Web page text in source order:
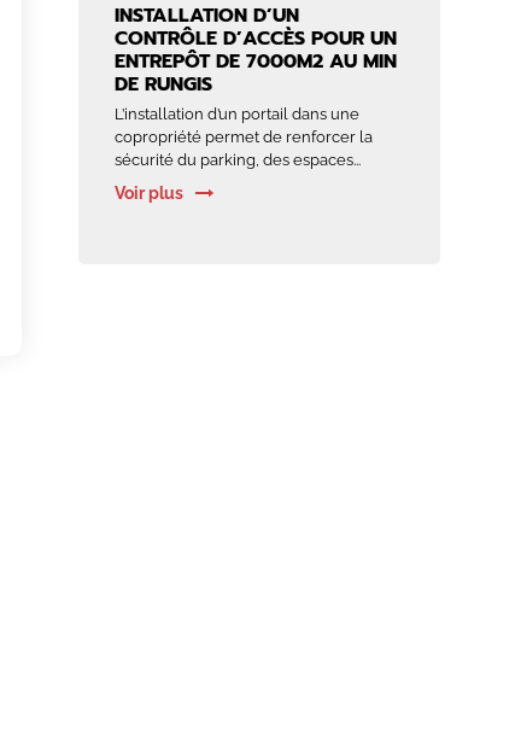
INSTALLATION D’UN
CONTRÔLE D’ACCÈS POUR UN
ENTREPÔT DE 7000M2 AU MIN
DE RUNGIS
L’installation d’un portail dans une
copropriété permet de renforcer la
sécurité du parking, des espaces...
Voir plus